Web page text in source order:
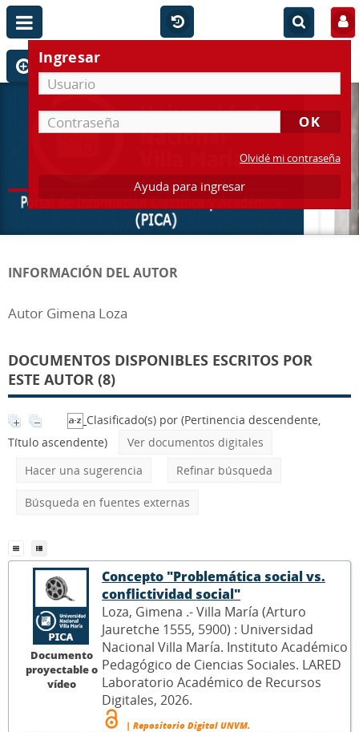
Ingresar
Olvidé mi contraseña
Ayuda para ingresar
INFORMACIÓN DEL AUTOR
Autor Gimena Loza
DOCUMENTOS DISPONIBLES ESCRITOS POR
ESTE AUTOR (8)
Clasificado(s) por (Pertinencia descendente,
Título ascendente)
Ver documentos digitales
Hacer una sugerencia
Refinar búsqueda
Búsqueda en fuentes externas
Documento
proyectable o
vídeo
Concepto "Problemática social vs.
conflictividad social"
Loza, Gimena .- Villa María (Arturo
Jauretche 1555, 5900) : Universidad
Nacional Villa María. Instituto Académico
Pedagógico de Ciencias Sociales. LARED
Laboratorio Académico de Recursos
Digitales, 2026.
| Repositorio Digital UNVM.